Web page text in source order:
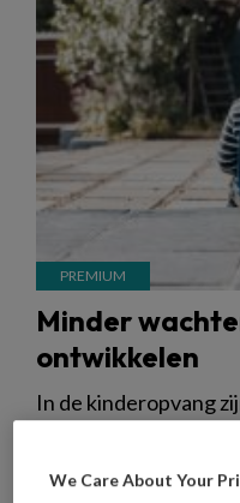
Minder
ontwikkelen
In de kinderopvang
We Care About Your